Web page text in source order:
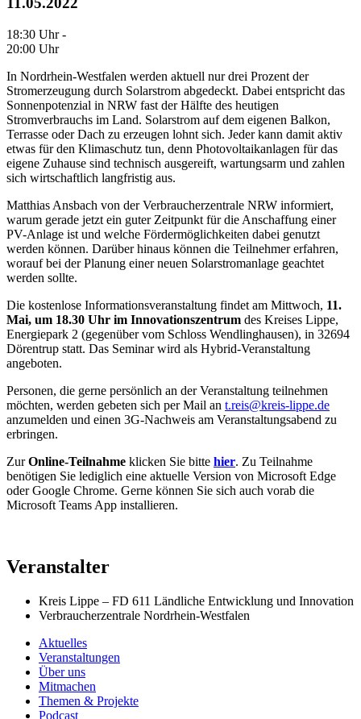
18:30 Uhr -
20:00 Uhr
In Nordrhein-Westfalen werden aktuell nur drei Prozent der
Stromerzeugung durch Solarstrom abgedeckt. Dabei entspricht das
Sonnenpotenzial in NRW fast der Hälfte des heutigen
Stromverbrauchs im Land. Solarstrom auf dem eigenen Balkon,
Terrasse oder Dach zu erzeugen lohnt sich. Jeder kann damit aktiv
etwas für den Klimaschutz tun, denn Photovoltaikanlagen für das
eigene Zuhause sind technisch ausgereift, wartungsarm und zahlen
sich wirtschaftlich langfristig aus.
Matthias Ansbach von der Verbraucherzentrale NRW informiert,
warum gerade jetzt ein guter Zeitpunkt für die Anschaffung einer
PV-Anlage ist und welche Fördermöglichkeiten dabei genutzt
werden können. Darüber hinaus können die Teilnehmer erfahren,
worauf bei der Planung einer neuen Solarstromanlage geachtet
werden sollte.
Die kostenlose Informationsveranstaltung findet am Mittwoch, 11.
Mai, um 18.30 Uhr im Innovationszentrum des Kreises Lippe,
Energiepark 2 (gegenüber vom Schloss Wendlinghausen), in 32694
Dörentrup statt. Das Seminar wird als Hybrid-Veranstaltung
angeboten.
Personen, die gerne persönlich an der Veranstaltung teilnehmen
möchten, werden gebeten sich per Mail an t.reis@kreis-lippe.de
anzumelden und einen 3G-Nachweis am Veranstaltungsabend zu
erbringen.
ZurOnline-Teilnahme klicken Sie bitte hier. Zu Teilnahme
benötigen Sie lediglich eine aktuelle Version von Microsoft Edge
oder Google Chrome. Gerne können Sie sich auch vorab die
Microsoft Teams App installieren.
Veranstalter
Kreis Lippe – FD 611 Ländliche Entwicklung und Innovation
Verbraucherzentrale Nordrhein-Westfalen
Aktuelles
Veranstaltungen
Über uns
Mitmachen
Themen & Projekte
Podcast